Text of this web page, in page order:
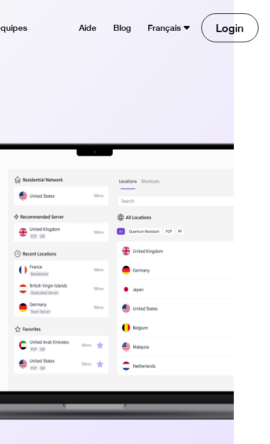
Aide Blog Français Login